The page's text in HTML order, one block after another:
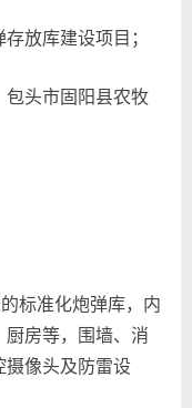
放库建设项目；
包头市固阳县农牧
标准化炮弹库，内
厨房等，围墙、消
摄像头及防雷设